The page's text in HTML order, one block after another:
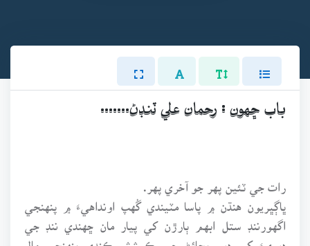
باب ڇهون : رحمان علي ٽنڊڻ.......
رات جي ٽئين پهر جو آخري پهر.
ڀاڳڀريون هنڌن ۾ پاسا مٽيندي گُهپ اونداهيءَ ۾ پنهنجي
اگهورننڊ ستل ابهم ٻارڙن کي پيار مان ڇهندي ننڊ جي
ديويءَ کي دور ڀڄائڻ جي ڪوشش ڪندي پنهنجي مال